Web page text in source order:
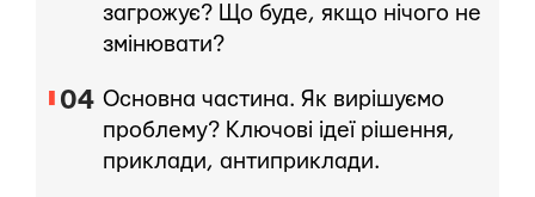
загрожує? Що буде, якщо нічого не
змінювати?
Основна частина. Як вирішуємо
проблему? Ключові ідеї рішення,
приклади, антиприклади.